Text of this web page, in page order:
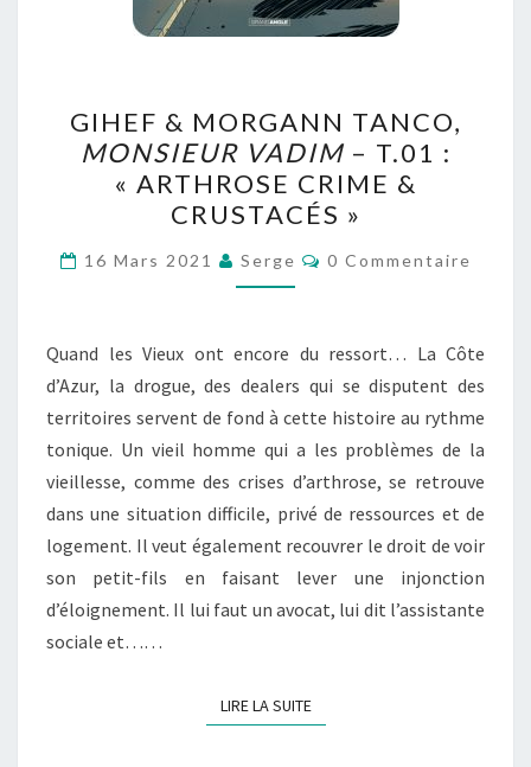
&
MORGANN
TANCO,
MONSIEUR
VADIM
–
:
« ARTHROSE
CRIME
&
CRUSTACÉS »
GIHEF & MORGANN TANCO,
MONSIEUR VADIM– T.01 :
« ARTHROSE CRIME &
CRUSTACÉS »
16 Mars 2021 Serge Commentaires
0 Commentaire
Quand les Vieux ont encore du ressort… La Côte
d’Azur, la drogue, des dealers qui se disputent des
territoires servent de fond à cette histoire au rythme
tonique. Un vieil homme qui a les problèmes de la
vieillesse, comme des crises d’arthrose, se retrouve
dans une situation difficile, privé de ressources et de
logement. Il veut également recouvrer le droit de voir
son petit-fils en faisant lever une injonction
d’éloignement. Il lui faut un avocat, lui dit l’assistante
sociale et……
LIRE LA SUITELIRE LA SUITE